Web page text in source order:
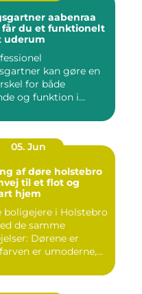
aabenraa
får du et funktionelt
uderum
kan gøre en
for både
og funktion i
05. Jun
af døre holstebro
til et flot og
hjem
boligejere i Holstebro
de samme
Dørene er
er umoderne,